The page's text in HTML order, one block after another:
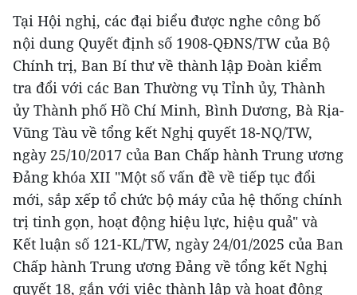
Tại Hội nghị, các đại biểu được nghe công bố
nội dung Quyết định số 1908-QĐNS/TW của Bộ
Chính trị, Ban Bí thư về thành lập Đoàn kiểm
tra đổi với các Ban Thường vụ Tỉnh ủy, Thành
ủy Thành phố Hồ Chí Minh, Bình Dương, Bà Rịa-
Vũng Tàu về tổng kết Nghị quyết 18-NQ/TW,
ngày 25/10/2017 của Ban Chấp hành Trung ương
Đảng khóa XII "Một số vấn đề về tiếp tục đổi
mới, sắp xếp tổ chức bộ máy của hệ thống chính
trị tinh gọn, hoạt động hiệu lực, hiệu quả" và
Kết luận số 121-KL/TW, ngày 24/01/2025 của Ban
Chấp hành Trung ương Đảng về tổng kết Nghị
quyết 18, gắn với việc thành lập và hoạt động